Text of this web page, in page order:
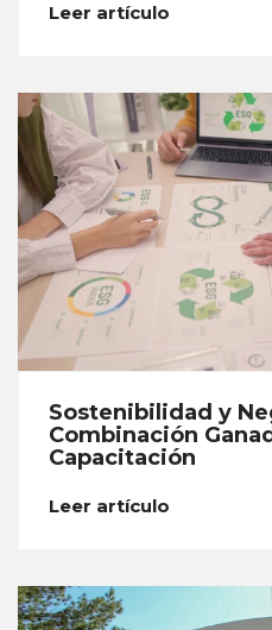
Leer artículo
Sostenibilidad y
Combinación
Capacitación
Leer artículo